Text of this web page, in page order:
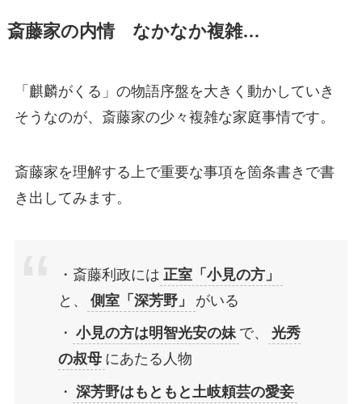
斎藤家の内情 なかなか複雑…
「麒麟がくる」の物語序盤を大きく動かしていき
そうなのが、斎藤家の少々複雑な家庭事情です。
斎藤家を理解する上で重要な事項を箇条書きで書
き出してみます。
・斎藤利政には 正室「小見の方」
と、
側室「深芳野」 がいる
・ 小見の方は明智光安の妹 で、
光秀
の叔母 にあたる人物
・ 深芳野はもともと土岐頼芸の愛妾